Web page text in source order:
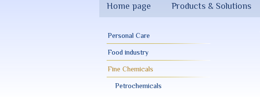
Home page Products & Solutions
Personal Care
Food industry
Fine Chemicals
Petrochemicals